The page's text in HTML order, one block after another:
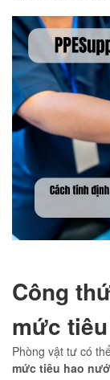
Công
mức
Phòng vật tư có
mức tiêu hao